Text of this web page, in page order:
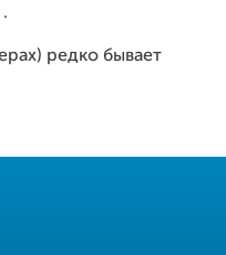
редко бывает